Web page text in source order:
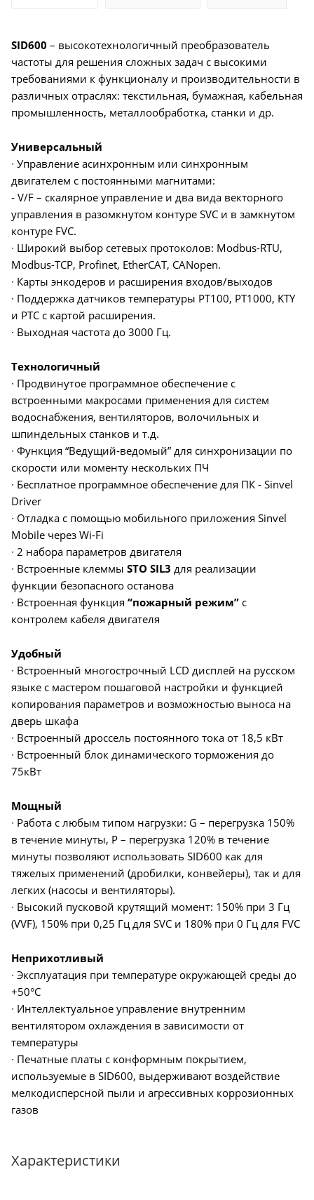
SID600 – высокотехнологичный преобразователь
частоты для решения сложных задач с высокими
требованиями к функционалу и производительности в
различных отраслях: текстильная, бумажная, кабельная
промышленность, металлообработка, станки и др.
Универсальный
∙ Управление асинхронным или синхронным
двигателем с постоянными магнитами:
- V/F – скалярное управление и два вида векторного
управления в разомкнутом контуре SVC и в замкнутом
контуре FVC.
∙ Широкий выбор сетевых протоколов: Modbus-RTU,
Modbus-TCP, Profinet, EtherCAT, CANopen.
∙ Карты энкодеров и расширения входов/выходов
∙ Поддержка датчиков температуры PT100, PT1000, KTY
и PTC с картой расширения.
∙ Выходная частота до 3000 Гц.
Технологичный
∙ Продвинутое программное обеспечение с
встроенными макросами применения для систем
водоснабжения, вентиляторов, волочильных и
шпиндельных станков и т.д.
∙ Функция “Ведущий-ведомый” для синхронизации по
скорости или моменту нескольких ПЧ
∙ Бесплатное программное обеспечение для ПК - Sinvel
Driver
∙ Отладка с помощью мобильного приложения Sinvel
Mobile через Wi-Fi
∙ 2 набора параметров двигателя
∙ Встроенные клеммы STO SIL3 для реализации
функции безопасного останова
∙ Встроенная функция “пожарный режим” с
контролем кабеля двигателя
Удобный
∙ Встроенный многострочный LCD дисплей на русском
языке с мастером пошаговой настройки и функцией
копирования параметров и возможностью выноса на
дверь шкафа
∙ Встроенный дроссель постоянного тока от 18,5 кВт
∙ Встроенный блок динамического торможения до
75кВт
Мощный
∙ Работа с любым типом нагрузки: G – перегрузка 150%
в течение минуты, P – перегрузка 120% в течение
минуты позволяют использовать SID600 как для
тяжелых применений (дробилки, конвейеры), так и для
легких (насосы и вентиляторы).
∙ Высокий пусковой крутящий момент: 150% при 3 Гц
(VVF), 150% при 0,25 Гц для SVC и 180% при 0 Гц для FVC
Неприхотливый
∙ Эксплуатация при температуре окружающей среды до
+50°C
∙ Интеллектуальное управление внутренним
вентилятором охлаждения в зависимости от
температуры
∙ Печатные платы с конформным покрытием,
используемые в SID600, выдерживают воздействие
мелкодисперсной пыли и агрессивных коррозионных
газов
Характеристики